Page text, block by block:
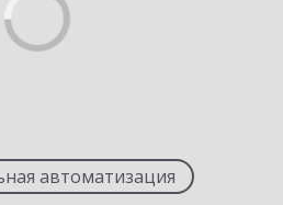
автоматизация